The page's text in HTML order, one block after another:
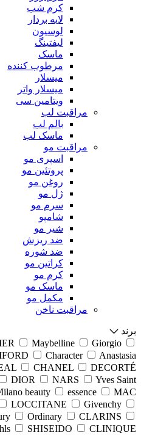
کرم شب
لایه بردار
لوسیون
لیفتینگ
ماسک
مرطوب کننده
میسلار
میسلار واتر
ویتامین سی
مراقبت لب
بالم لب
ماسک لب
مراقبت مو
اسپری مو
پروتئین مو
روغن مو
ژل مو
سرم مو
شامپو
شیر مو
ضد ریزش
ضد شوره
کراتین مو
کرم مو
ماسک مو
مکمل مو
مراقبت ناخن
برند
Maybelline
Giorgio
Character
Anastasia
CHANEL
DECORTÉ
DIOR NARS
Yves Saint
beauty essence
MAC
LOCCITANE
Givenchy
Ordinary
CLARINS
SHISEIDO
CLINIQUE